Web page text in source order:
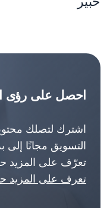
احصل على رؤى
اشترك لتصلك
التسويق مجانًا إلى
تعرّف على المزيد
تعرف على المزيد